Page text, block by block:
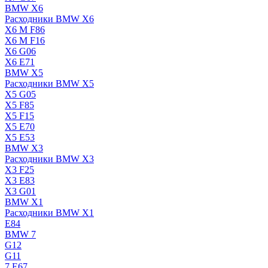
BMW X6
Расходники BMW X6
X6 M F86
X6 M F16
X6 G06
X6 E71
BMW X5
Расходники BMW X5
X5 G05
X5 F85
X5 F15
X5 E70
X5 E53
BMW X3
Расходники BMW X3
X3 F25
X3 E83
X3 G01
BMW X1
Расходники BMW X1
E84
BMW 7
G12
G11